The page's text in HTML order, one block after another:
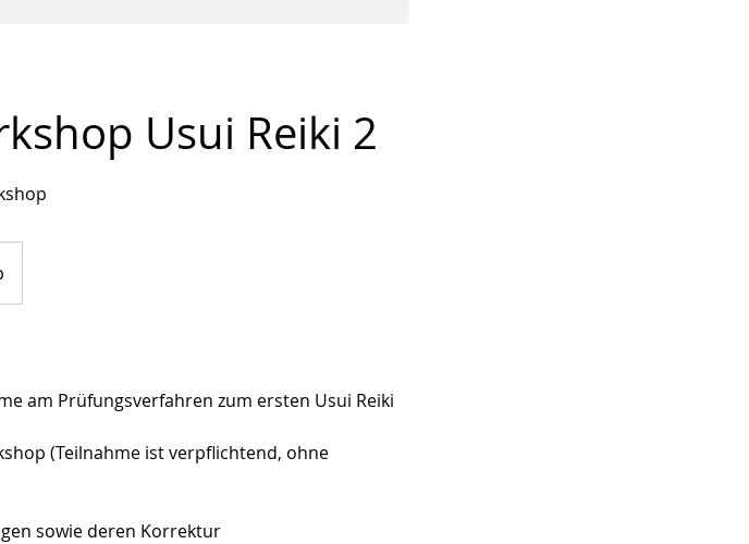
Usui Reiki 2
am Prüfungsverfahren zum ersten Usui Reiki
(Teilnahme ist verpflichtend, ohne
sowie deren Korrektur